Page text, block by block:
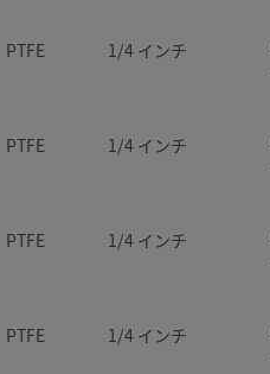
PTFE 1/4 インチ
PTFE 1/4 インチ
PTFE 1/4 インチ
PTFE 1/4 インチ